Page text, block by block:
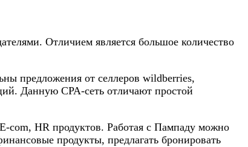
Отличием является большое количество
предложения от селлеров wildberries,
Данную CPA-сеть отличают простой
com, HR продуктов. Работая с Пампаду можно
продукты, предлагать бронировать